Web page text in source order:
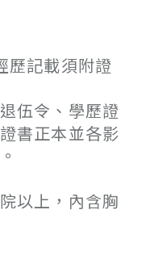
歷記載須附證
伍令、學歷證
書正本並各影
以上，內含胸